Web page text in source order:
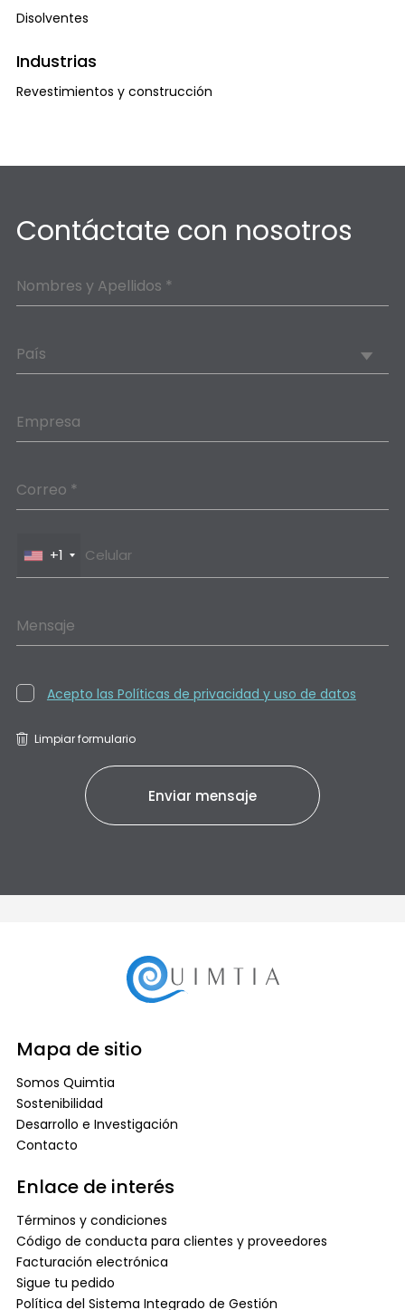
Disolventes
Industrias
Revestimientos y construcción
Contáctate con nosotros
Nombres y Apellidos *
País
Empresa
Correo *
+1
Mensaje
Acepto las Políticas de privacidad y uso de datos
Limpiar formulario
Mapa de sitio
Somos Quimtia
Sostenibilidad
Desarrollo e Investigación
Contacto
Enlace de interés
Términos y condiciones
Código de conducta para clientes y proveedores
Facturación electrónica
Sigue tu pedido
Política del Sistema Integrado de Gestión